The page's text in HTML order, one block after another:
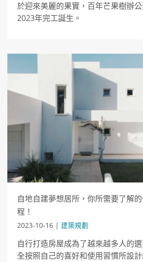
於迎來美麗的果實，百年芒果樹辦
2023年完工誕生。
自地自建夢想居所，你所需要了解
程！
2023-10-16 | 建築規劃
自行打造房屋成為了越來越多人的
全按照自己的喜好和使用習慣所設